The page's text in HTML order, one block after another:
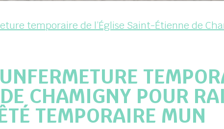
temporaire de l’Église Saint-Étienne de
CHAMIGNY POUR
TEMPORAIRE MUN